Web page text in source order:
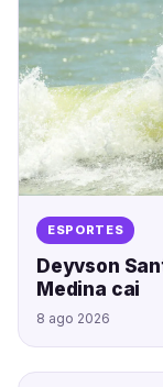
ESPORTES
Deyvson
Medina cai
8 ago 2026